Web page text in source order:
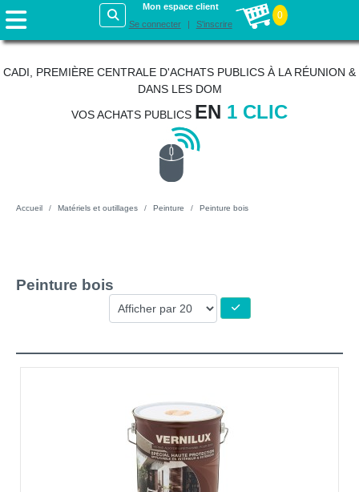
Mon espace client
Se connecter
S'inscrire
0
CADI, PREMIÈRE CENTRALE D'ACHATS PUBLICS À LA RÉUNION &
DANS LES DOM
VOS ACHATS PUBLICS EN 1 CLIC
Accueil Matériels et outillages Peinture Peinture bois
Peinture bois